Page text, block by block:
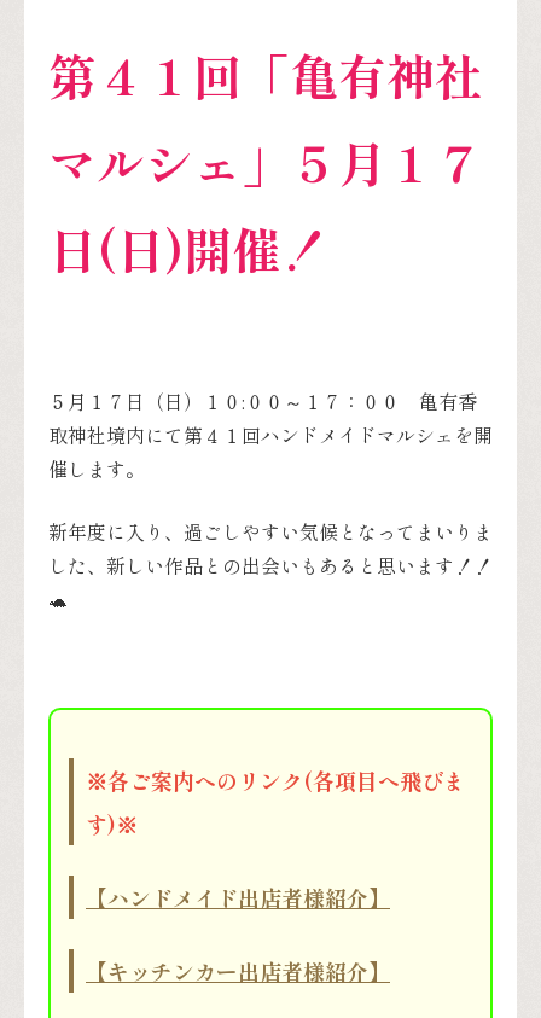
第４１ 回「亀有神社
マルシェ」５月１７
日(日)開催！
５月１７日（日）１０:００～１７：００ 亀有香
取神社境内にて第４１回ハンドメイドマルシェを開
催します。
新年度に入り、過ごしやすい気候となってまいりま
した、新しい作品との出会いもあると思います！！
🐢
※各ご案内へのリンク(各項目へ飛びま
す)※
【ハンドメイド出店者様紹介】
【キッチンカー出店者様紹介】